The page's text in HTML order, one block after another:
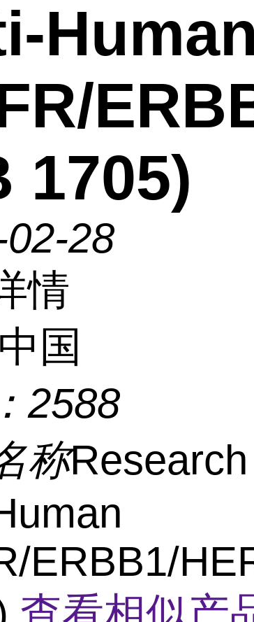
Human
1705)
28
情
中国
2588
称
ERBB1/